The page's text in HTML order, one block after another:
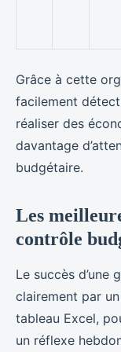
Grâce à cette
facilement
réaliser des
davantage
budgétaire.
Les
contrôle
Le succès d’une
clairement par
tableau Excel,
un réflexe